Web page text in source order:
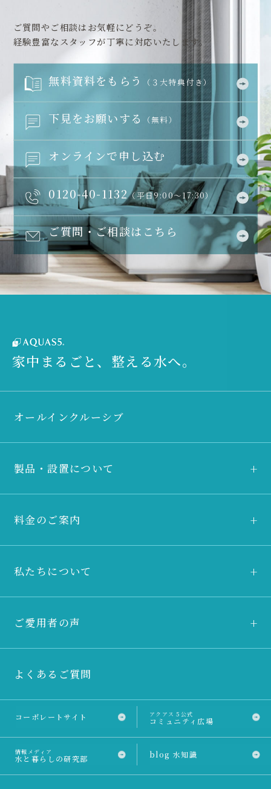
ご質問やご相談はお気軽にどうぞ。
経験豊富なスタッフが丁寧に対応いたします。
無料資料をもらう （３大特典付き）
下見をお願いする （無料）
オンラインで申し込む
0120-40-1132（平日9:00～17:30）
ご質問・ご相談はこちら
家中まるごと、整える水へ。
オールインクルーシブ
製品・設置について
料金のご案内
私たちについて
ご愛用者の声
よくあるご質問
コーポレートサイト アクアス５公式
コミュニティ広場
情報メディア
水と暮らしの研究部 blog 水知識